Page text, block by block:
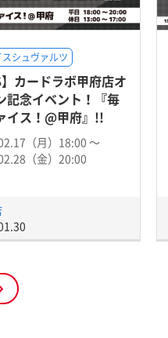
シュヴァルツ
】カードラボ甲府店オ
記念イベント！『毎
イス！@甲府』!!
（月）18:00 〜
（金）20:00